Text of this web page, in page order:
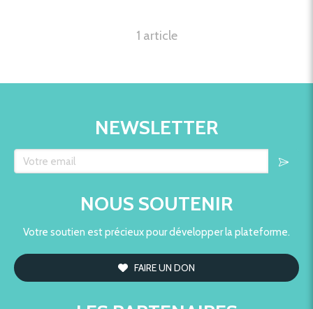
1 article
NEWSLETTER
Votre email
NOUS SOUTENIR
Votre soutien est précieux pour développer la plateforme.
FAIRE UN DON